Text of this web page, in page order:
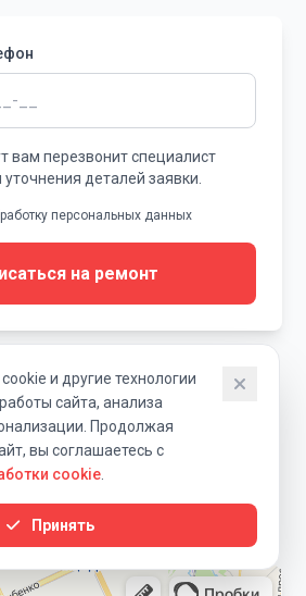
вам перезвонит специалист
деталей заявки.
персональных данных
на ремонт
и схема
и другие технологии
сайта, анализа
Продолжая
вы соглашаетесь с
cookie
Принять